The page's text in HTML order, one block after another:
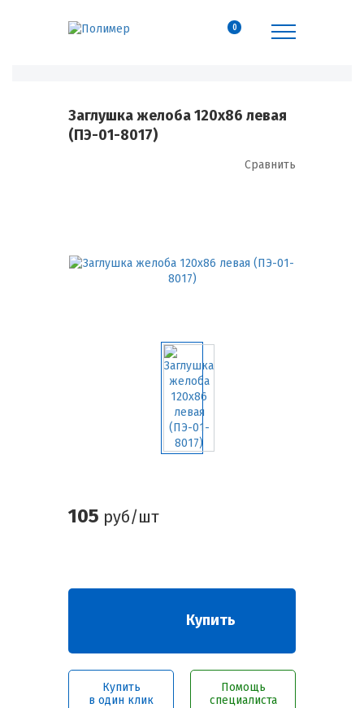
0
Заглушка желоба 120х86 левая
(ПЭ-01-8017)
Сравнить
105 руб/шт
Купить
Купить
в один клик
Помощь
специалиста